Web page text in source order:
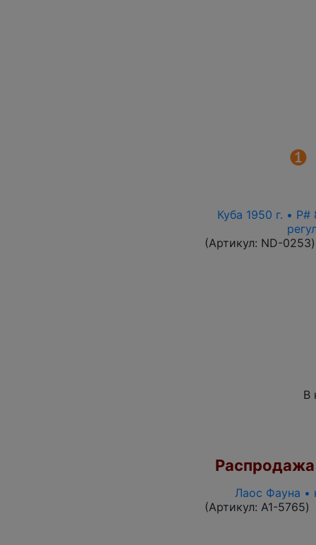
Куба 1950 г. •
(Артикул: ND-0253)
В
Распродажа
Лаос Фауна •
(Артикул: A1-5765)